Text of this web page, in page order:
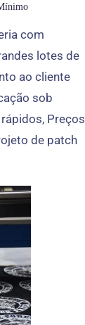
com
lotes de
ao cliente
sob
Preços
de patch